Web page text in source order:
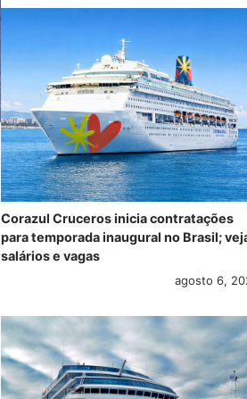
Corazul Cruceros inicia contratações
para temporada inaugural no Brasil;
salários e vagas
agosto 6,